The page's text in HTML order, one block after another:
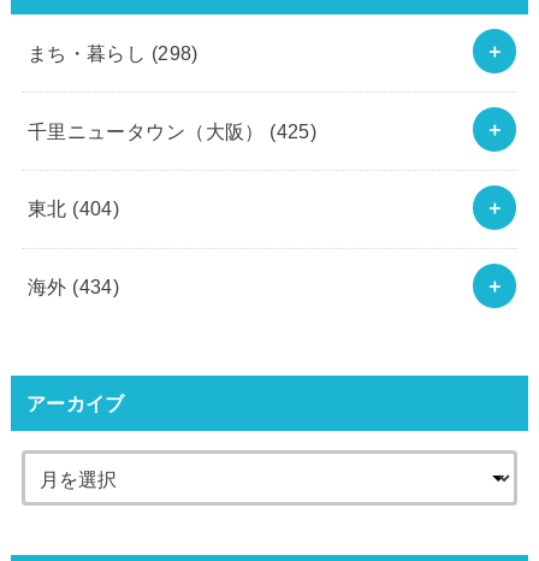
まち・暮らし (298)
千里ニュータウン（大阪） (425)
東北 (404)
海外 (434)
アーカイブ